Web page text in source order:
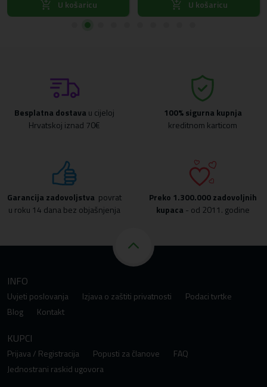
U košaricu U košaricu
Besplatna dostava u cijeloj
Hrvatskoj iznad 70€
100% sigurna kupnja
kreditnom karticom
Garancija zadovoljstva povrat
u roku 14 dana bez objašnjenja
Preko 1.300.000 zadovoljnih
kupaca - od 2011. godine
INFO
Uvjeti poslovanja Izjava o zaštiti privatnosti
Podaci tvrtke
Blog
Kontakt
KUPCI
Prijava / Registracija Popusti za članove
FAQ
Jednostrani raskid ugovora